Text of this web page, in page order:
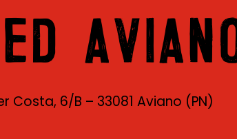
Costa, 6/B – 33081 Aviano (PN)